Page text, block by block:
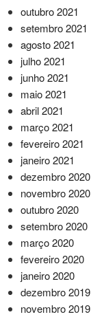
outubro 2021
setembro 2021
agosto 2021
julho 2021
junho 2021
maio 2021
abril 2021
março 2021
fevereiro 2021
janeiro 2021
dezembro 2020
novembro 2020
outubro 2020
setembro 2020
março 2020
fevereiro 2020
janeiro 2020
dezembro 2019
novembro 2019